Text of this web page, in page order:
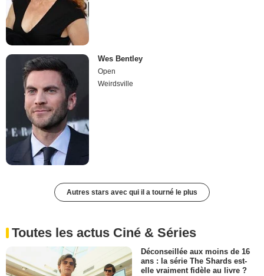
Wes Bentley
Open
Weirdsville
Autres stars avec qui il a tourné le plus
Toutes les actus Ciné & Séries
Déconseillée aux moins de 16
ans : la série The Shards est-
elle vraiment fidèle au livre ?